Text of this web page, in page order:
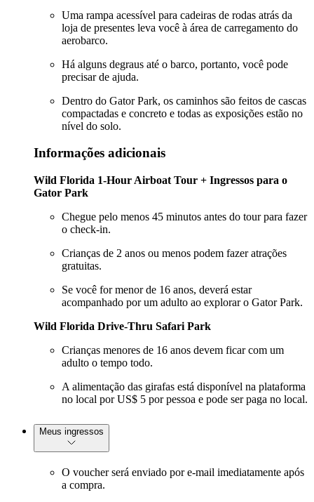
Uma rampa acessível para cadeiras de rodas atrás da
loja de presentes leva você à área de carregamento do
aerobarco.
Há alguns degraus até o barco, portanto, você pode
precisar de ajuda.
Dentro do Gator Park, os caminhos são feitos de cascas
compactadas e concreto e todas as exposições estão no
nível do solo.
Informações adicionais
Wild Florida 1-Hour Airboat Tour + Ingressos para o
Gator Park
Chegue pelo menos 45 minutos antes do tour para fazer
o check-in.
Crianças de 2 anos ou menos podem fazer atrações
gratuitas.
Se você for menor de 16 anos, deverá estar
acompanhado por um adulto ao explorar o Gator Park.
Wild Florida Drive-Thru Safari Park
Crianças menores de 16 anos devem ficar com um
adulto o tempo todo.
A alimentação das girafas está disponível na plataforma
no local por US$ 5 por pessoa e pode ser paga no local.
Meus ingressos
O voucher será enviado por e-mail imediatamente após
a compra.